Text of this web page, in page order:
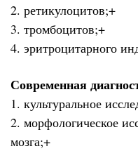
2. ретикулоцитов;+
3. тромбоцитов;+
4. эритроцитарного
Современная
1. культуральное
2. морфологическое
мозга;+